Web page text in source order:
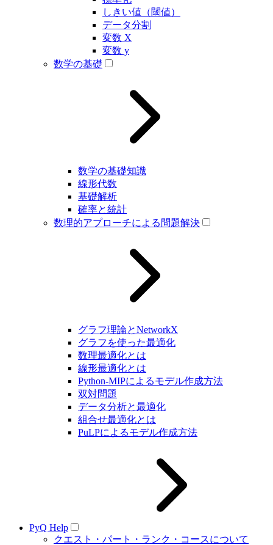
しきい値（閾値）
データ分割
変数 X
変数 y
数学の基礎
数学の基礎知識
線形代数
基礎解析
確率と統計
数理的アプローチによる問題解決
グラフ理論とNetworkX
グラフを使った最適化
数理最適化とは
線形最適化とは
Python-MIPによるモデル作成方法
双対問題
データ分析と最適化
組合せ最適化とは
PuLPによるモデル作成方法
PyQ Help
クエスト・パート・ランク・コースについて